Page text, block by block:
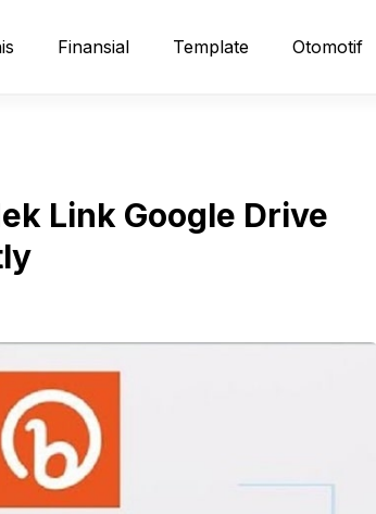
Finansial Template Otomotif
Link Google Drive